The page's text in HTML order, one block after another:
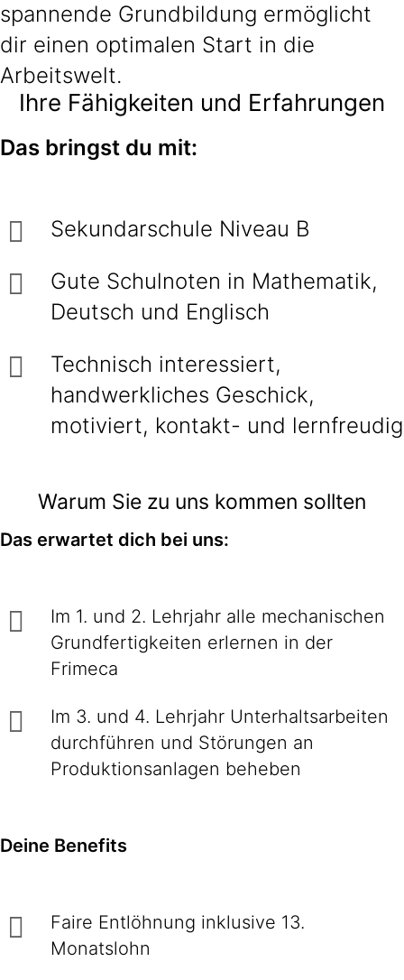
spannende Grundbildung ermöglicht
dir einen optimalen Start in die
Arbeitswelt.
Ihre Fähigkeiten und Erfahrungen
Das bringst du mit:
Sekundarschule Niveau B
Gute Schulnoten in Mathematik,
Deutsch und Englisch
Technisch interessiert,
handwerkliches Geschick,
motiviert, kontakt- und lernfreudig
Warum Sie zu uns kommen sollten
Das erwartet dich bei uns:
Im 1. und 2. Lehrjahr alle mechanischen
Grundfertigkeiten erlernen in der
Frimeca
Im 3. und 4. Lehrjahr Unterhaltsarbeiten
durchführen und Störungen an
Produktionsanlagen beheben
Deine Benefits
Faire Entlöhnung inklusive 13.
Monatslohn